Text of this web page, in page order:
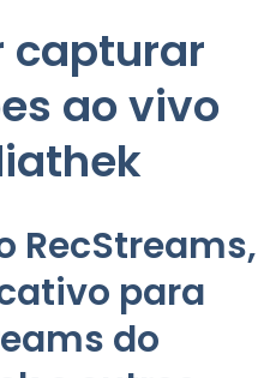
capturar
ao vivo
RecStreams,
para
do